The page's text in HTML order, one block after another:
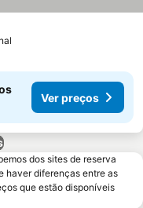
Ver preços
dos sites de reserva
haver diferenças entre as
que estão disponíveis